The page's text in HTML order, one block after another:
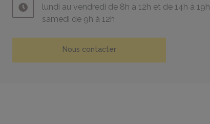
lundi au vendredi de 8h à 12h et de 14h à 19h
samedi de 9h à 12h
Nous contacter